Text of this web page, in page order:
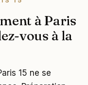
à Paris
vous à la
15 ne se